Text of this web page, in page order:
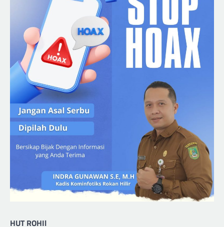
HUT ROHIl